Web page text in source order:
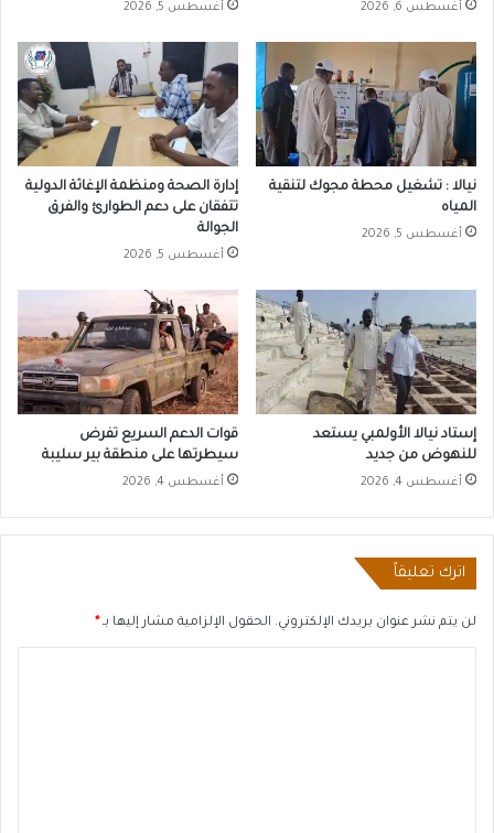
أغسطس 6, 2026 أغسطس 5, 2026
نيالا : تشغيل محطة مجوك لتنقية
المياه
أغسطس 5, 2026
إدارة الصحة ومنظمة الإغاثة الدولية
تتفقان على دعم الطوارئ والفرق
الجوالة
أغسطس 5, 2026
إستاد نيالا الأولمبي يستعد
للنهوض من جديد
أغسطس 4, 2026
قوات الدعم السريع تفرض
سيطرتها على منطقة بير سليبة
أغسطس 4, 2026
اترك تعليقاً
لن يتم نشر عنوان بريدك الإلكتروني. الحقول الإلزامية مشار إليها بـ*